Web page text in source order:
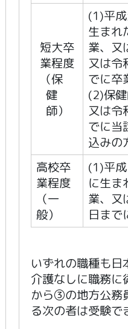
短大卒
業程度
（保
健
師）
(1)平
生まれ
業、又
又は令
でに卒
(2)保健
又は令
でに当
込みの
高校卒
業程度
（一
般）
(1)平
に生ま
業、又
日まで
いずれの職種も日
介護なしに職務
から③の地方公務
る次の者は受験で